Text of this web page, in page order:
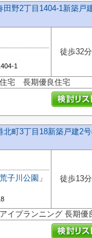
田野2丁目1404-1新築
1
徒歩32分
住宅 長期優良住宅
北町3丁目18新築戸建2
荒子川公園 」
徒歩13分
イプランニング 長期優